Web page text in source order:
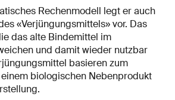
Rechenmodell legt er auch
«Verjüngungsmittels» vor. Das
das alte Bindemittel im
und damit wieder nutzbar
basieren zum
biologischen Nebenprodukt